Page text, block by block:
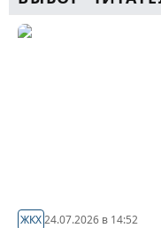
ЖКХ24.07.2026 в 14:52